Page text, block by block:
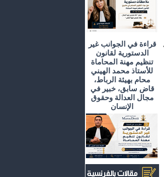
قراءة في الجوانب غير
الدستورية لقانون
تنظيم مهنة المحاماة
للأستاذ محمد الهيني
محام بهيئة الرباط،
قاض سابق، خبير في
مجال العدالة وحقوق
الإنسان